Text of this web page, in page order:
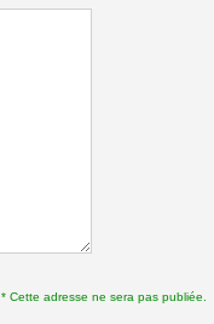
* Cette adresse ne sera pas publiée.